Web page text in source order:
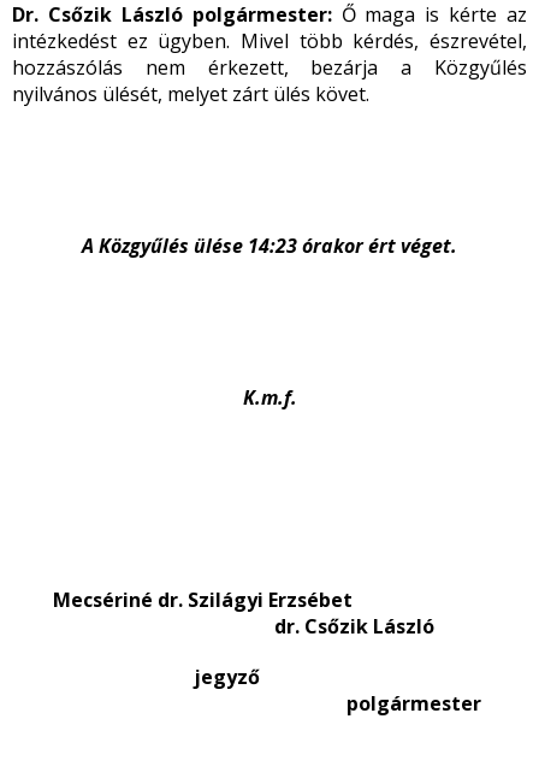
Dr. Csőzik László polgármester: Ő maga is kérte az
intézkedést ez ügyben. Mivel több kérdés, észrevétel,
hozzászólás nem érkezett, bezárja a Közgyűlés
nyilvános ülését, melyet zárt ülés követ.
A Közgyűlés ülése 14:23 órakor ért véget.
K.m.f.
Mecsériné dr. Szilágyi Erzsébet
dr. Csőzik László
jegyző
polgármester